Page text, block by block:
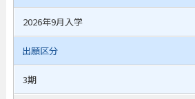
2026年9月入学
出願区分
3期